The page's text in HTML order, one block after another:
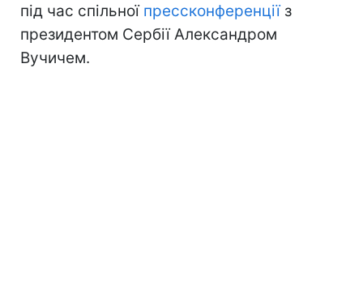
під час спільної прессконференціїз
президентом Сербії Александром
Вучичем.